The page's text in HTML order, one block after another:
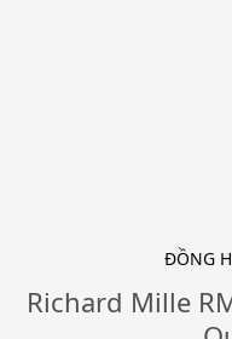
ĐỒNG
Richard Mille